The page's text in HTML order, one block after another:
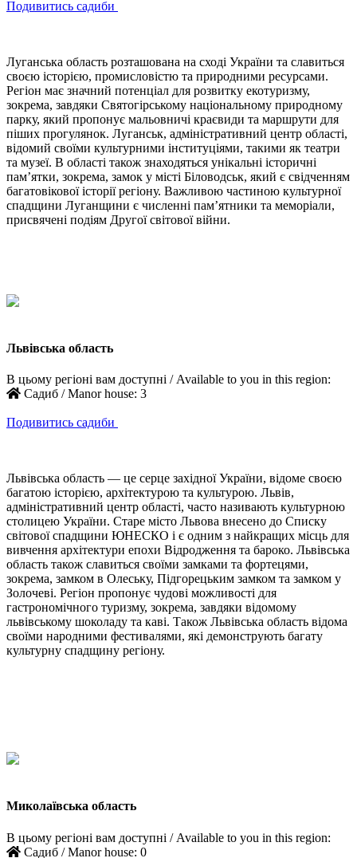
Подивитись садиби
Луганська область розташована на сході України та славиться
своєю історією, промисловістю та природними ресурсами.
Регіон має значний потенціал для розвитку екотуризму,
зокрема, завдяки Святогірському національному природному
парку, який пропонує мальовничі краєвиди та маршрути для
піших прогулянок. Луганськ, адміністративний центр області,
відомий своїми культурними інституціями, такими як театри
та музеї. В області також знаходяться унікальні історичні
пам’ятки, зокрема, замок у місті Біловодськ, який є свідченням
багатовікової історії регіону. Важливою частиною культурної
спадщини Луганщини є численні пам’ятники та меморіали,
присвячені подіям Другої світової війни.
Львівська область
В цьому регіоні вам доступні / Available to you in this region:
Садиб / Manor house: 3
Подивитись садиби
Львівська область — це серце західної України, відоме своєю
багатою історією, архітектурою та культурою. Львів,
адміністративний центр області, часто називають культурною
столицею України. Старе місто Львова внесено до Списку
світової спадщини ЮНЕСКО і є одним з найкращих місць для
вивчення архітектури епохи Відродження та бароко. Львівська
область також славиться своїми замками та фортецями,
зокрема, замком в Олеську, Підгорецьким замком та замком у
Золочеві. Регіон пропонує чудові можливості для
гастрономічного туризму, зокрема, завдяки відомому
львівському шоколаду та каві. Також Львівська область відома
своїми народними фестивалями, які демонструють багату
культурну спадщину регіону.
Миколаївська область
В цьому регіоні вам доступні / Available to you in this region:
Садиб / Manor house: 0